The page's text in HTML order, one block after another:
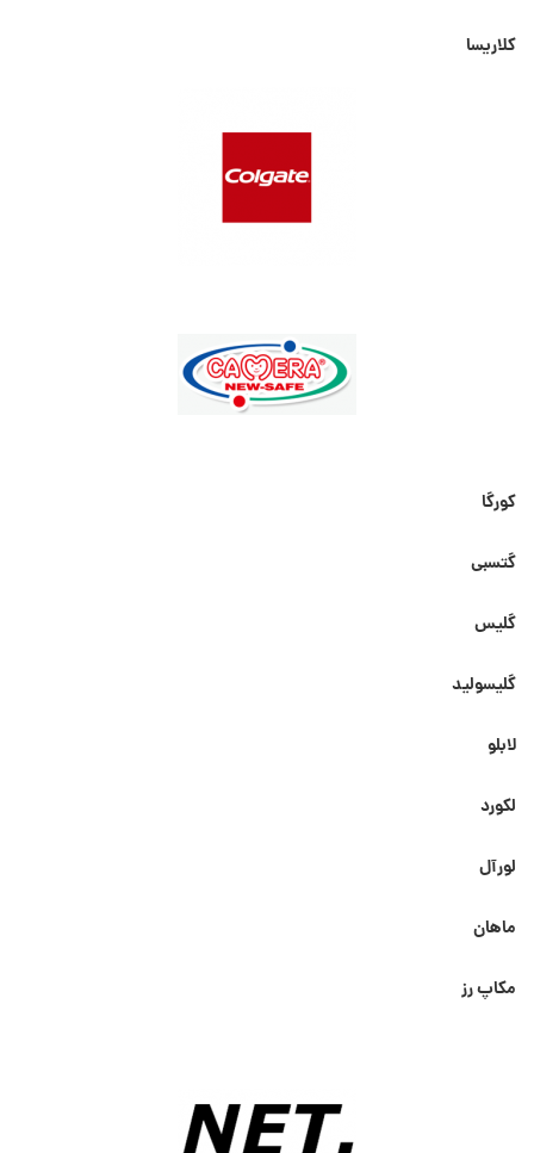
کلاریسا
کورگا
گتسبی
گلیس
گلیسولید
لابلو
لکورد
لورآل
ماهان
مکاپ رز